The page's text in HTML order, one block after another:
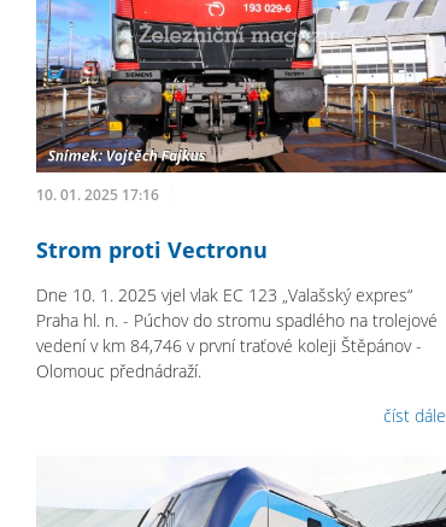
10. 01. 2025 17:16
Strom proti Vectronu
Dne 10. 1. 2025 vjel vlak EC 123 „Valašský expres“
Praha hl. n. - Púchov do stromu spadlého na trolejové
vedení v km 84,746 v první traťové koleji Štěpánov -
Olomouc přednádraží.
číst dále